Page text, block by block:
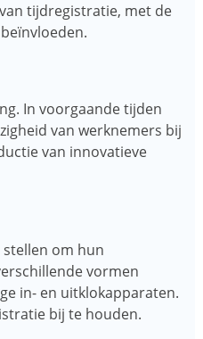
tijdregistratie, met de
In voorgaande tijden
van werknemers bij
van innovatieve
om hun
vormen
in- en uitklokapparaten.
bij te houden.